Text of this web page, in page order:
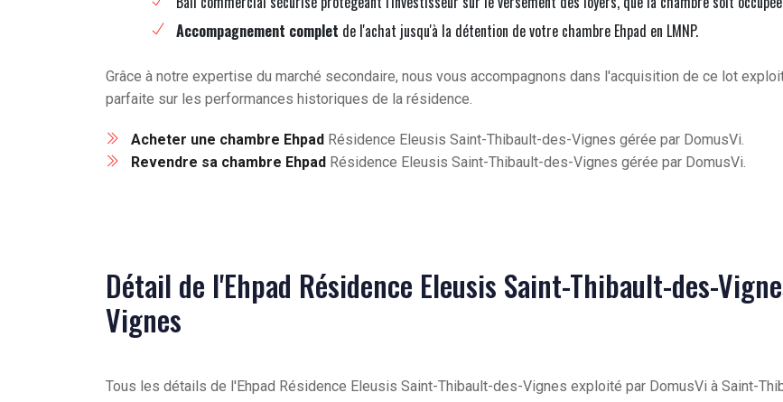
Accompagnement complet de l'achat jusqu'à la détention de votre chambre Ehpad en LMNP.
Grâce à notre expertise du marché secondaire, nous vous accompagnons dans l'acquisition de ce lot
parfaite sur les performances historiques de la résidence.
Acheter une chambre Ehpad Résidence Eleusis Saint-Thibault-des-Vignes gérée par DomusVi.
Revendre sa chambre Ehpad Résidence Eleusis Saint-Thibault-des-Vignes gérée par DomusVi.
Détail de l'Ehpad Résidence Eleusis Saint-Thibault-des-
Vignes
Tous les détails de l'Ehpad Résidence Eleusis Saint-Thibault-des-Vignes exploité par DomusVi à Saint-